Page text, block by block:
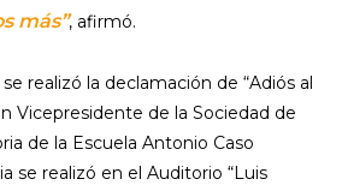
más”, afirmó.
realizó la declamación de “Adiós al
Vicepresidente de la Sociedad de
de la Escuela Antonio Caso
se realizó en el Auditorio “Luis